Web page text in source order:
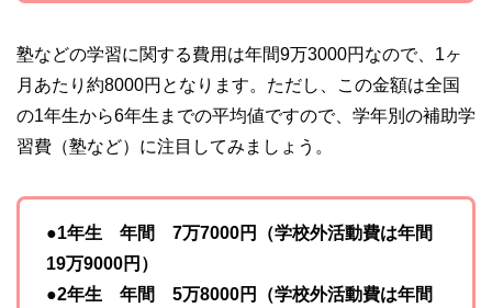
塾などの学習に関する費用は年間9万3000円なので、1ヶ
月あたり約8000円となります。ただし、この金額は全国
の1年生から6年生までの平均値ですので、学年別の補助学
習費（塾など）に注目してみましょう。
●1年生 年間 7万7000円（学校外活動費は年間
19万9000円）
●2年生 年間 5万8000円（学校外活動費は年間